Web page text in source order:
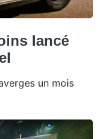
lancé
un mois